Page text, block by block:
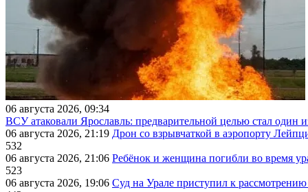
06 августа 2026, 09:34
ВСУ атаковали Ярославль: предварительной целью стал
06 августа 2026, 21:19 Дрон со взрывчаткой в аэропорту
532
06 августа 2026, 21:06 Ребёнок и женщина погибли во время
523
06 августа 2026, 19:06 Суд на Урале приступил к